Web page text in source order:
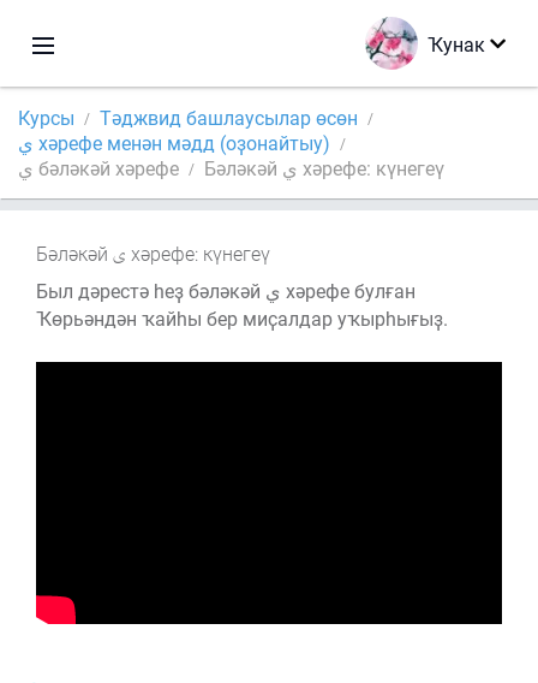
Ҡунак
Курсы
Тәджвид башлаусылар өсөн
ي хәрефе менән мәдд (оҙонайтыу)
ي бәләкәй хәрефе
Бәләкәй ي хәрефе: күнегеү
Бәләкәй
хәрефе: күнегеү
Был дәрестә һеҙ бәләкәй ي хәрефе булған
Ҡөрьәндән ҡайһы бер миҫалдар уҡырһығыҙ.